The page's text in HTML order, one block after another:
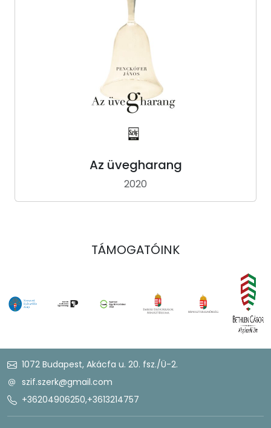
Az üvegharang
2020
TÁMOGATÓINK
1072 Budapest, Akácfa u. 20. fsz./Ü-2.
szif.szerk@gmail.com
+36204906250,+3613214757